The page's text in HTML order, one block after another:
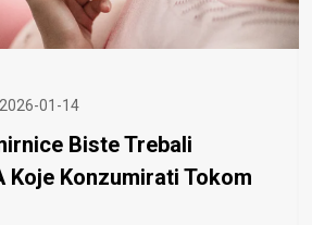
2026-01-14
Biste Trebali
Koje Konzumirati Tokom